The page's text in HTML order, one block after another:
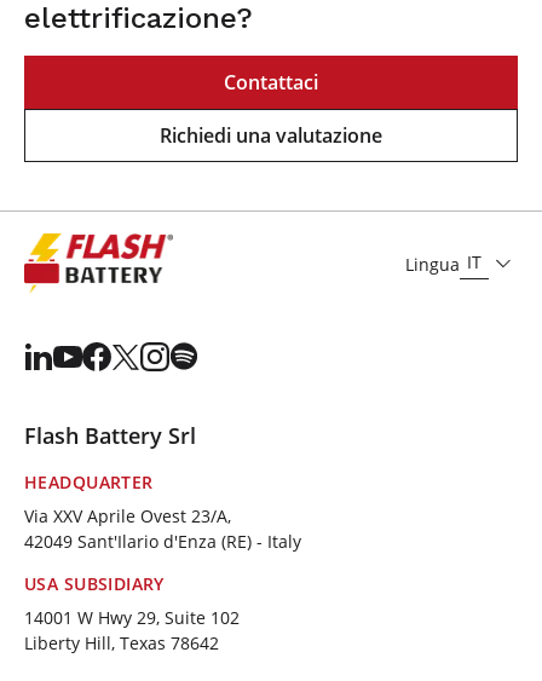
elettrificazione?
Contattaci
Richiedi una valutazione
Lingua IT
Flash Battery Srl
HEADQUARTER
Via XXV Aprile Ovest 23/A,
42049 Sant'Ilario d'Enza (RE) - Italy
USA SUBSIDIARY
14001 W Hwy 29, Suite 102
Liberty Hill, Texas 78642